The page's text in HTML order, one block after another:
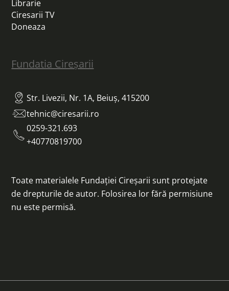
Librarie
Ciresarii TV
Doneaza
Fundatia Cireșarii
Str. Livezii, Nr. 1A, Beiuș, 415200
tehnic@ciresarii.ro
0259-321.693
+40770819700
Toate materialele Fundației Cireșarii sunt protejate
de drepturile de autor. Folosirea lor fără permisiune
nu este permisă.